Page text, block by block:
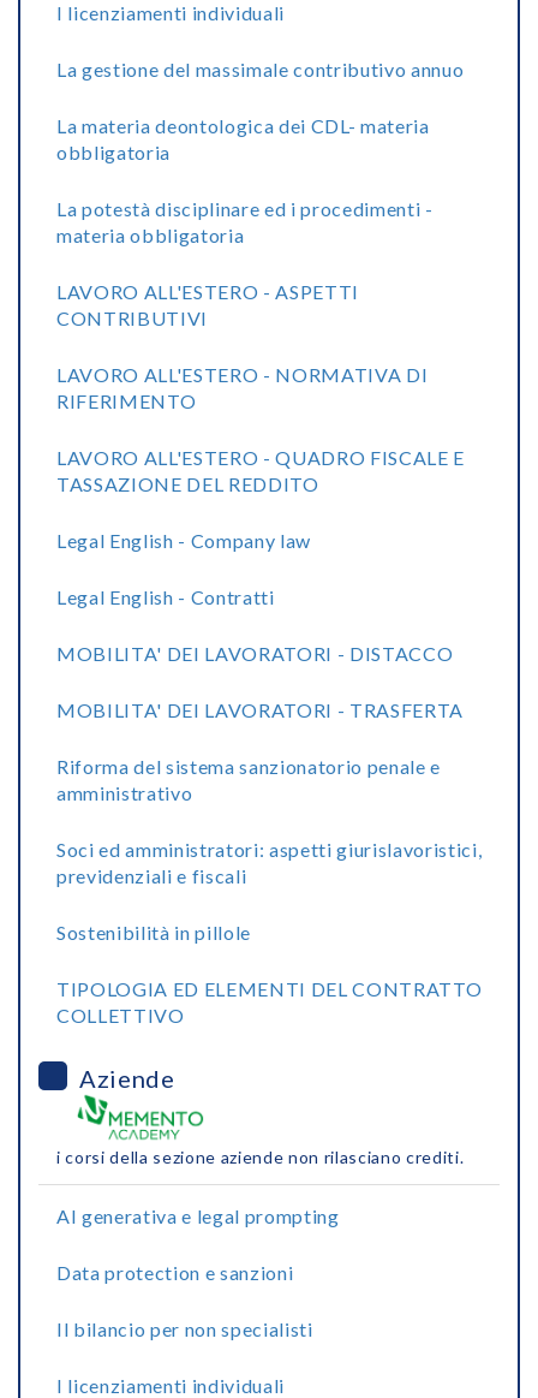
I licenziamenti individuali
La gestione del massimale contributivo annuo
La materia deontologica dei CDL- materia
obbligatoria
La potestà disciplinare ed i procedimenti -
materia obbligatoria
LAVORO ALL'ESTERO - ASPETTI
CONTRIBUTIVI
LAVORO ALL'ESTERO - NORMATIVA DI
RIFERIMENTO
LAVORO ALL'ESTERO - QUADRO FISCALE E
TASSAZIONE DEL REDDITO
Legal English - Company law
Legal English - Contratti
MOBILITA' DEI LAVORATORI - DISTACCO
MOBILITA' DEI LAVORATORI - TRASFERTA
Riforma del sistema sanzionatorio penale e
amministrativo
Soci ed amministratori: aspetti giurislavoristici,
previdenziali e fiscali
Sostenibilità in pillole
TIPOLOGIA ED ELEMENTI DEL CONTRATTO
COLLETTIVO
Aziende
i corsi della sezione aziende non rilasciano crediti.
AI generativa e legal prompting
Data protection e sanzioni
Il bilancio per non specialisti
I licenziamenti individuali